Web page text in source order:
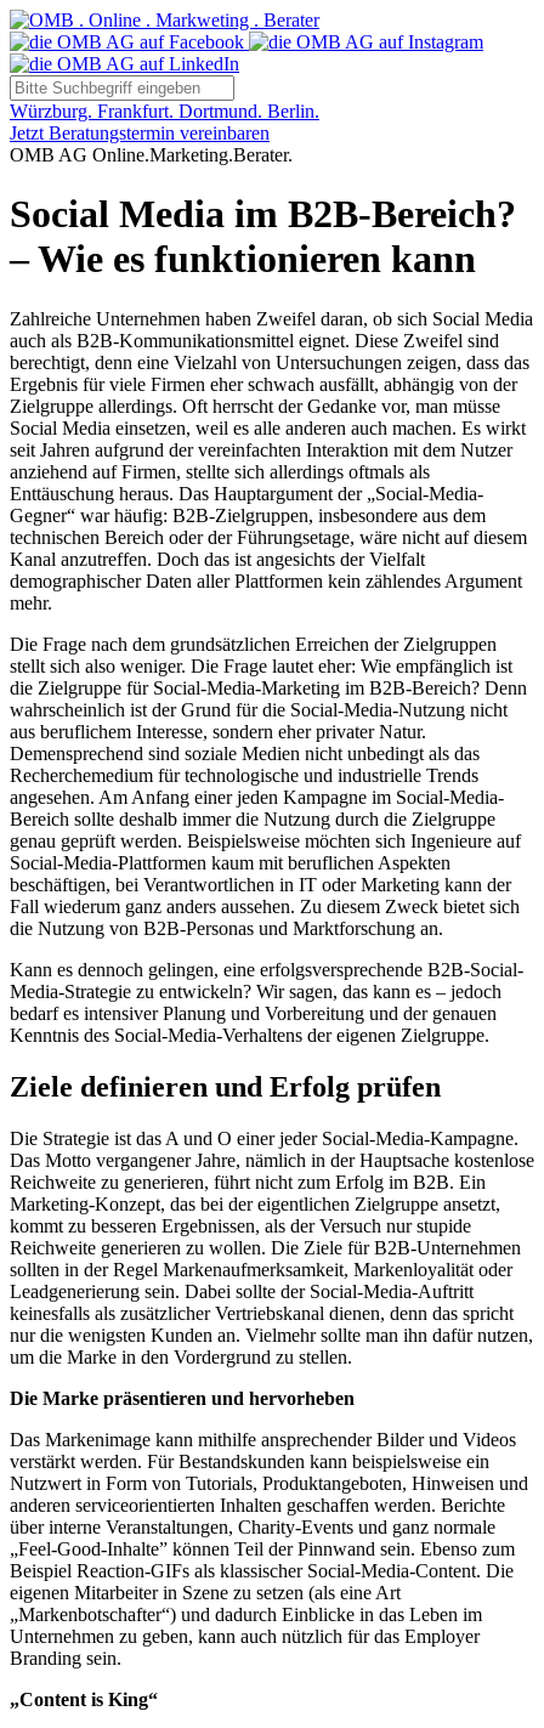
Würzburg. Frankfurt. Dortmund. Berlin.
Jetzt Beratungstermin vereinbaren
OMB AG Online.Marketing.Berater.
Social Media im B2B-Bereich?
– Wie es funktionieren kann
Zahlreiche Unternehmen haben Zweifel daran, ob sich Social Media
auch als B2B-Kommunikationsmittel eignet. Diese Zweifel sind
berechtigt, denn eine Vielzahl von Untersuchungen zeigen, dass das
Ergebnis für viele Firmen eher schwach ausfällt, abhängig von der
Zielgruppe allerdings. Oft herrscht der Gedanke vor, man müsse
Social Media einsetzen, weil es alle anderen auch machen. Es wirkt
seit Jahren aufgrund der vereinfachten Interaktion mit dem Nutzer
anziehend auf Firmen, stellte sich allerdings oftmals als
Enttäuschung heraus. Das Hauptargument der „Social-Media-
Gegner“ war häufig: B2B-Zielgruppen, insbesondere aus dem
technischen Bereich oder der Führungsetage, wäre nicht auf diesem
Kanal anzutreffen. Doch das ist angesichts der Vielfalt
demographischer Daten aller Plattformen kein zählendes Argument
mehr.
Die Frage nach dem grundsätzlichen Erreichen der Zielgruppen
stellt sich also weniger. Die Frage lautet eher: Wie empfänglich ist
die Zielgruppe für Social-Media-Marketing im B2B-Bereich? Denn
wahrscheinlich ist der Grund für die Social-Media-Nutzung nicht
aus beruflichem Interesse, sondern eher privater Natur.
Demensprechend sind soziale Medien nicht unbedingt als das
Recherchemedium für technologische und industrielle Trends
angesehen. Am Anfang einer jeden Kampagne im Social-Media-
Bereich sollte deshalb immer die Nutzung durch die Zielgruppe
genau geprüft werden. Beispielsweise möchten sich Ingenieure auf
Social-Media-Plattformen kaum mit beruflichen Aspekten
beschäftigen, bei Verantwortlichen in IT oder Marketing kann der
Fall wiederum ganz anders aussehen. Zu diesem Zweck bietet sich
die Nutzung von B2B-Personas und Marktforschung an.
Kann es dennoch gelingen, eine erfolgsversprechende B2B-Social-
Media-Strategie zu entwickeln? Wir sagen, das kann es – jedoch
bedarf es intensiver Planung und Vorbereitung und der genauen
Kenntnis des Social-Media-Verhaltens der eigenen Zielgruppe.
Ziele definieren und Erfolg prüfen
Die Strategie ist das A und O einer jeder Social-Media-Kampagne.
Das Motto vergangener Jahre, nämlich in der Hauptsache kostenlose
Reichweite zu generieren, führt nicht zum Erfolg im B2B. Ein
Marketing-Konzept, das bei der eigentlichen Zielgruppe ansetzt,
kommt zu besseren Ergebnissen, als der Versuch nur stupide
Reichweite generieren zu wollen. Die Ziele für B2B-Unternehmen
sollten in der Regel Markenaufmerksamkeit, Markenloyalität oder
Leadgenerierung sein. Dabei sollte der Social-Media-Auftritt
keinesfalls als zusätzlicher Vertriebskanal dienen, denn das spricht
nur die wenigsten Kunden an. Vielmehr sollte man ihn dafür nutzen,
um die Marke in den Vordergrund zu stellen.
Die Marke präsentieren und hervorheben
Das Markenimage kann mithilfe ansprechender Bilder und Videos
verstärkt werden. Für Bestandskunden kann beispielsweise ein
Nutzwert in Form von Tutorials, Produktangeboten, Hinweisen und
anderen serviceorientierten Inhalten geschaffen werden. Berichte
über interne Veranstaltungen, Charity-Events und ganz normale
„Feel-Good-Inhalte” können Teil der Pinnwand sein. Ebenso zum
Beispiel Reaction-GIFs als klassischer Social-Media-Content. Die
eigenen Mitarbeiter in Szene zu setzen (als eine Art
„Markenbotschafter“) und dadurch Einblicke in das Leben im
Unternehmen zu geben, kann auch nützlich für das Employer
Branding sein.
„Content is King“